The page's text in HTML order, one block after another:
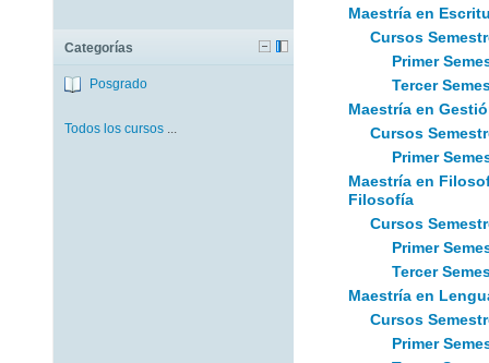
Maestría en
Cursos
Primer
Tercer
Maestría en
Cursos
Primer
Maestría en
Filosofía
Cursos
Primer
Tercer
Maestría en
Cursos
Primer
Categorías
Posgrado
Todos los cursos ...